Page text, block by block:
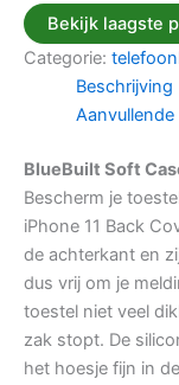
Bekijk laagste
Categorie:
Beschrijving
BlueBuilt Soft
Bescherm je
iPhone 11 Back
de achterkant en
dus vrij om je
toestel niet veel
zak stopt. De
het hoesje fijn in